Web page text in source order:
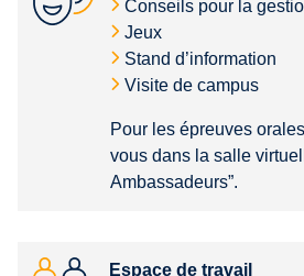
Conseils pour la
Jeux
Stand d’information
Visite de campus
Pour les épreuves
vous dans la salle
Ambassadeurs”.
Espace de travail